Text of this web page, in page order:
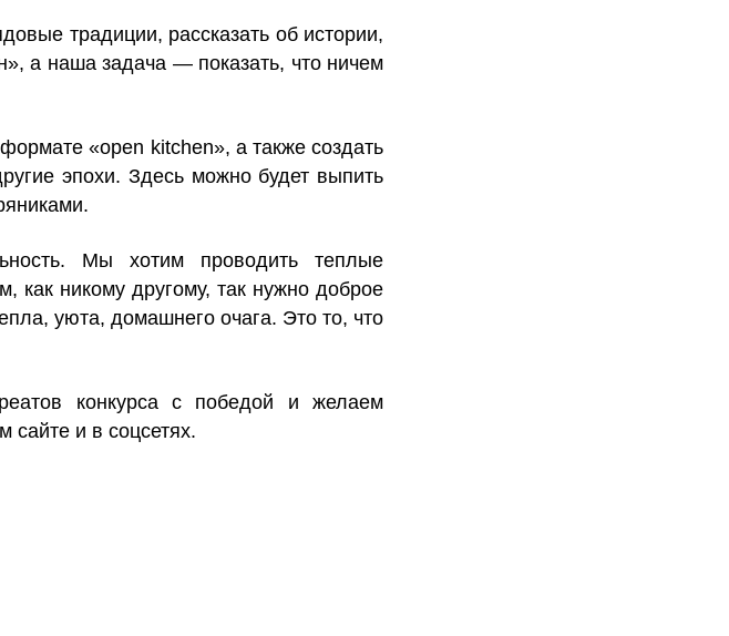
традиции, рассказать об истории,
а наша задача — показать, что ничем
«open kitchen», а также создать
эпохи. Здесь можно будет выпить
Мы хотим проводить теплые
как никому другому, так нужно доброе
уюта, домашнего очага. Это то, что
конкурса с победой и желаем
сайте и в соцсетях.